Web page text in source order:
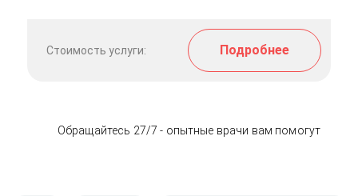
Стоимость услуги: Подробнее
Обращайтесь 27/7 - опытные врачи вам помогут